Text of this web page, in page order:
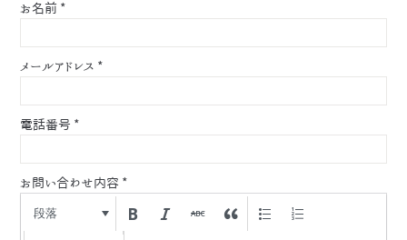
お名前 *
メールアドレス *
電話番号 *
お問い合わせ内容 *
段落